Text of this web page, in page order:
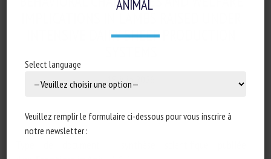
INTENSIVE DAIRY SHEEP PRODUCTION
18 juin 2026
ANIMAL
Select language
Veuillez remplir le formulaire ci-dessous pour vous inscrire à
notre newsletter :